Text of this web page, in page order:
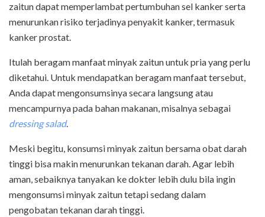
zaitun dapat memperlambat pertumbuhan sel kanker serta
menurunkan risiko terjadinya penyakit kanker, termasuk
kanker prostat.
Itulah beragam manfaat minyak zaitun untuk pria yang perlu
diketahui. Untuk mendapatkan beragam manfaat tersebut,
Anda dapat mengonsumsinya secara langsung atau
mencampurnya pada bahan makanan, misalnya sebagai
dressing salad.
Meski begitu, konsumsi minyak zaitun bersama obat darah
tinggi bisa makin menurunkan tekanan darah. Agar lebih
aman, sebaiknya tanyakan ke dokter lebih dulu bila ingin
mengonsumsi minyak zaitun tetapi sedang dalam
pengobatan tekanan darah tinggi.